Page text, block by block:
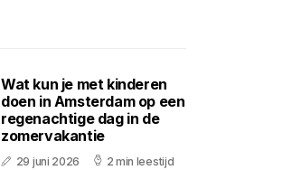
Wat kun je met kinderen
doen in Amsterdam op een
regenachtige dag in de
zomervakantie
29 juni 2026 2 min leestijd